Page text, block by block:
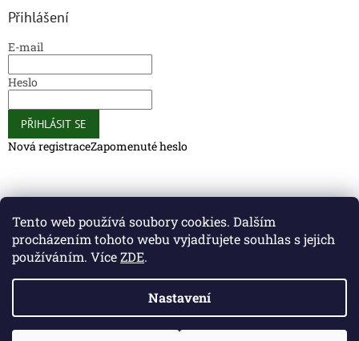
Tento web používá soubory cookies. Dalším
procházením tohoto webu vyjadřujete souhlas s jejich
používáním. VíceZDE.
Nastavení
Přihlášení
E-mail
Heslo
PŘIHLÁSIT SE
Nová registraceZapomenuté heslo
Copyright 2026Caliber Club - Gun Store. Všechna práva